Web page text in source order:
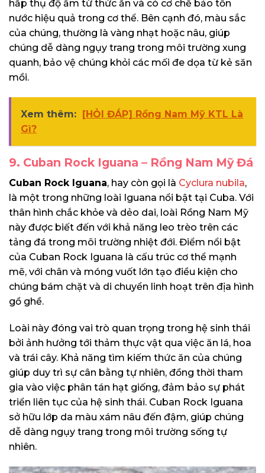
hấp thụ độ ẩm từ thức ăn và có cơ chế bảo tồn
nước hiệu quả trong cơ thể. Bên cạnh đó, màu sắc
của chúng, thường là vàng nhạt hoặc nâu, giúp
chúng dễ dàng ngụy trang trong môi trường xung
quanh, bảo vệ chúng khỏi các mối đe dọa từ kẻ săn
mồi.
Xem thêm: [HỎI ĐÁP] Rồng Nam Mỹ KTL Là
Gì?
9. Cuban Rock Iguana – Rồng Nam Mỹ Đá
Cuban Rock Iguana, hay còn gọi là Cyclura nubila,
là một trong những loài Iguana nổi bật tại Cuba. Với
thân hình chắc khỏe và dẻo dai, loài Rồng Nam Mỹ
này được biết đến với khả năng leo trèo trên các
tảng đá trong môi trường nhiệt đới. Điểm nổi bật
của Cuban Rock Iguana là cấu trúc cơ thể mạnh
mẽ, với chân và móng vuốt lớn tạo điều kiện cho
chúng bám chặt và di chuyển linh hoạt trên địa hình
gồ ghề.
Loài này đóng vai trò quan trọng trong hệ sinh thái
bởi ảnh hưởng tới thảm thực vật qua việc ăn lá, hoa
và trái cây. Khả năng tìm kiếm thức ăn của chúng
giúp duy trì sự cân bằng tự nhiên, đồng thời tham
gia vào việc phân tán hạt giống, đảm bảo sự phát
triển liên tục của hệ sinh thái. Cuban Rock Iguana
sở hữu lớp da màu xám nâu đến đậm, giúp chúng
dễ dàng ngụy trang trong môi trường sống tự
nhiên.